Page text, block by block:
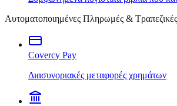
Αυτοματοποιημένες Πληρωμές &
Covercy Pay
Διασυνοριακές μεταφορές χρημάτων